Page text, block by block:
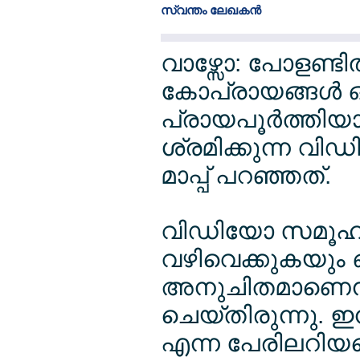
സ്വന്തം ലേഖകന്‍
വാഴ്സോ:
കോപ്രായങ്ങള്‍
ശ്രമിക്കുന്ന
മാപ്പ് പറഞ്ഞത്.
വിഡിയോ
വഴിവെക്കുകയും
ചെയ്തിരുന്നു.
എന്ന